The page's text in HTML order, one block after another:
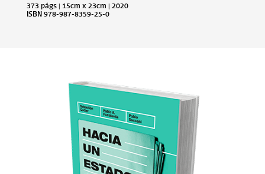
373 págs | 15cm x 23cm | 2020
ISBN 978-987-8359-25-0